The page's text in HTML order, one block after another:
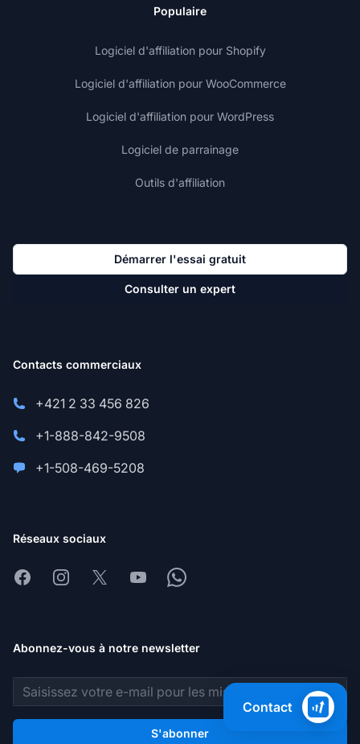
Populaire
Logiciel d'affiliation pour Shopify
Logiciel d'affiliation pour WooCommerce
Logiciel d'affiliation pour WordPress
Logiciel de parrainage
Outils d'affiliation
Démarrer l'essai gratuit
Consulter un expert
Contacts commerciaux
+421 2 33 456 826
+1-888-842-9508
+1-508-469-5208
Réseaux sociaux
FacebookInstagram
X YoutubeWhatsapp
Abonnez-vous à notre newsletter
Adresse e-mail
S'abonner
Contact